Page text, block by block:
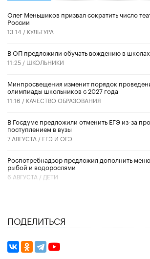
Олег Меньшиков призвал сократить число
России
13:14 / КУЛЬТУРА
В ОП предложили обучать вождению в школах
11:25 / ШКОЛЬНИКИ
Минпросвещения изменит порядок
олимпиады школьников с 2027 года
11:16 / КАЧЕСТВО ОБРАЗОВАНИЯ
В Госдуме предложили отменить ЕГЭ из-за
поступлением в вузы
7 АВГУСТА / ЕГЭ И ОГЭ
Роспотребнадзор предложил дополнить
рыбой и водорослями
6 АВГУСТА / ДЕТИ
ПОДЕЛИТЬСЯ